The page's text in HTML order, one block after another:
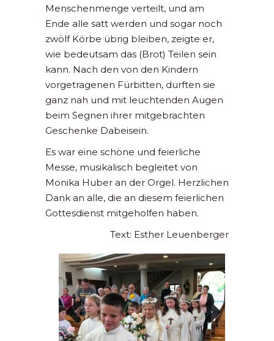
Menschenmenge verteilt, und am
Ende alle satt werden und sogar noch
zwölf Körbe übrig bleiben, zeigte er,
wie bedeutsam das (Brot) Teilen sein
kann. Nach den von den Kindern
vorgetragenen Fürbitten, durften sie
ganz nah und mit leuchtenden Augen
beim Segnen ihrer mitgebrachten
Geschenke Dabeisein.
Es war eine schöne und feierliche
Messe, musikalisch begleitet von
Monika Huber an der Orgel. Herzlichen
Dank an alle, die an diesem feierlichen
Gottesdienst mitgeholfen haben.
Text: Esther Leuenberger
Previous Next